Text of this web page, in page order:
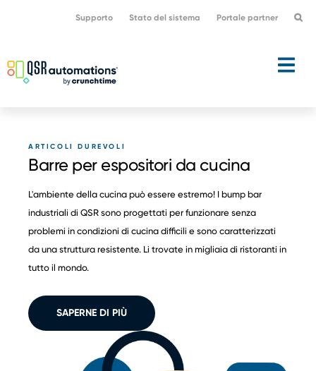
primaria
principale
Supporto Stato del sistema Portale partner
ARTICOLI DUREVOLI
Barre per espositori da cucina
L'ambiente della cucina può essere estremo! I bump bar
industriali di QSR sono progettati per funzionare senza
problemi in condizioni di cucina difficili e sono caratterizzati
da una struttura resistente. Li trovate in migliaia di ristoranti in
tutto il mondo.
SAPERNE DI PIÙ